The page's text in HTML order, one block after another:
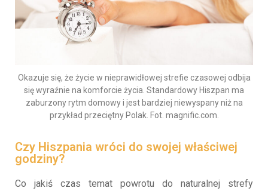
Okazuje się, że życie w nieprawidłowej strefie czasowej odbija
się wyraźnie na komforcie życia. Standardowy Hiszpan ma
zaburzony rytm domowy i jest bardziej niewyspany niż na
przykład przeciętny Polak. Fot. magnific.com.
Czy Hiszpania wróci do swojej właściwej
godziny?
Co jakiś czas temat powrotu do naturalnej strefy